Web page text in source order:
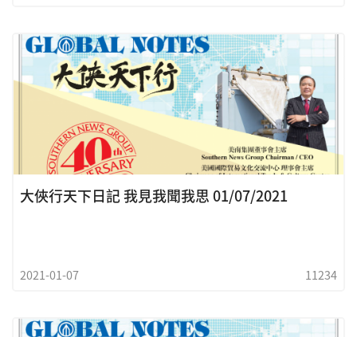
大俠行天下日記 我見我聞我思 01/07/2021
2021-01-07 11234